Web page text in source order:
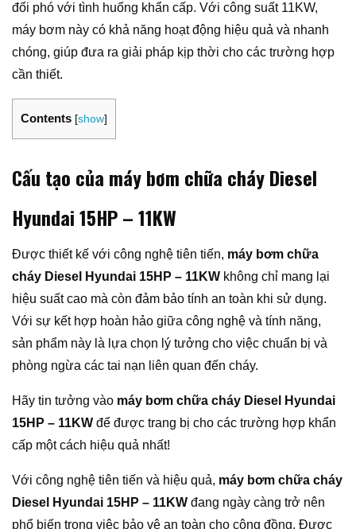
đối phó với tình huống khẩn cấp. Với công suất 11KW,
máy bơm này có khả năng hoạt động hiệu quả và nhanh
chóng, giúp đưa ra giải pháp kịp thời cho các trường hợp
cần thiết.
Contents [show]
Cấu tạo của máy bơm chữa cháy Diesel
Hyundai 15HP – 11KW
Được thiết kế với công nghệ tiên tiến, máy bơm chữa
cháy Diesel Hyundai 15HP – 11KW không chỉ mang lại
hiệu suất cao mà còn đảm bảo tính an toàn khi sử dụng.
Với sự kết hợp hoàn hảo giữa công nghệ và tính năng,
sản phẩm này là lựa chọn lý tưởng cho việc chuẩn bị và
phòng ngừa các tai nạn liên quan đến cháy.
Hãy tin tưởng vào máy bơm chữa cháy Diesel Hyundai
15HP – 11KW để được trang bị cho các trường hợp khẩn
cấp một cách hiệu quả nhất!
Với công nghệ tiên tiến và hiệu quả, máy bơm chữa cháy
Diesel Hyundai 15HP – 11KW đang ngày càng trở nên
phổ biến trong việc bảo vệ an toàn cho cộng đồng. Được